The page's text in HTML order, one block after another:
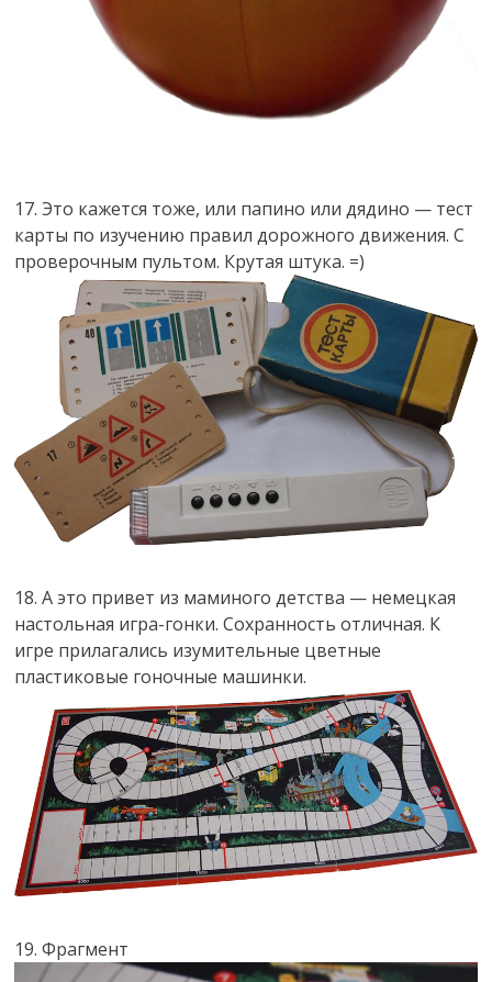
17. Это кажется тоже, или папино или дядино — тест
карты по изучению правил дорожного движения. С
проверочным пультом. Крутая штука. =)
18. А это привет из маминого детства — немецкая
настольная игра-гонки. Сохранность отличная. К
игре прилагались изумительные цветные
пластиковые гоночные машинки.
19. Фрагмент